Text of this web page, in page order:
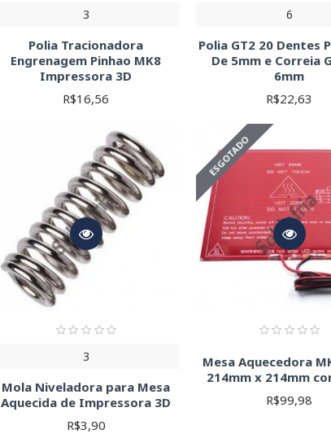
3
Polia Tracionadora
Engrenagem Pinhao MK8
Impressora 3D
R$16,56
6
Polia GT2 20 Dentes
De 5mm e Correia
6mm
R$22,63
3
Mola Niveladora para Mesa
Aquecida de Impressora 3D
R$3,90
ESGOTADO
Mesa Aquecedora
214mm x 214mm
R$99,98